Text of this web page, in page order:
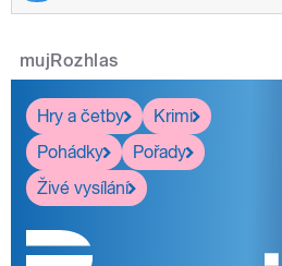
mujRozhlas
Hry a četby
Krimi
Pohádky
Pořady
Živé vysílání